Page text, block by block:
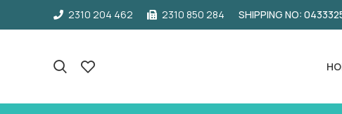
2310 204 462 2310 850 284 SHIPPING NO: